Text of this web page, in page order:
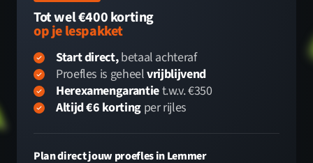
Tot wel €400 korting
op je lespakket
Start direct,betaal achteraf
Proefles is geheelvrijblijvend
Herexamengarantiet.w.v. €350
Altijd €6 kortingper rijles
Plan direct jouw proefles in Lemmer